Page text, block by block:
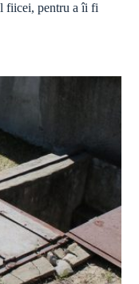
fiicei, pentru a îi fi